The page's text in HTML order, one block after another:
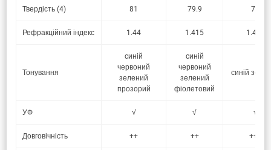
Твердість (4) 81 79.9 79
Рефракційний індекс 1.44 1.415 1.437
Тонування
синій
червоний
зелений
прозорий
синій
червоний
зелений
фіолетовий
синій
УФ √ √ √
Довговічність ++ ++ +++